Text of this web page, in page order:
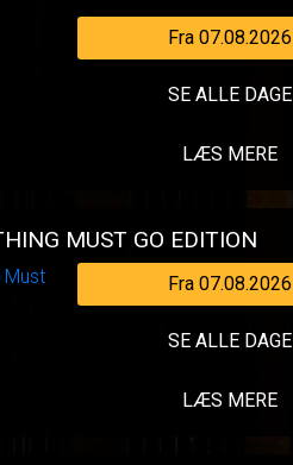
Fra 07.08.2026
SE ALLE DAGE
LÆS MERE
MUST GO EDITION
Fra 07.08.2026
SE ALLE DAGE
LÆS MERE